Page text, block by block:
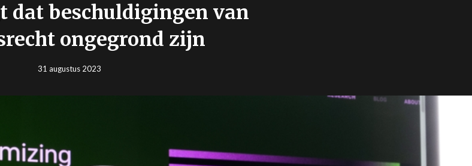
dat beschuldigingen van
ongegrond zijn
31 augustus 2023